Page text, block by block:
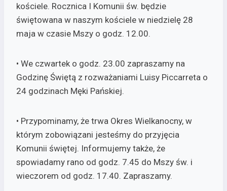
kościele. Rocznica I Komunii św. będzie
świętowana w naszym kościele w niedzielę 28
maja w czasie Mszy o godz. 12.00.
• We czwartek o godz. 23.00 zapraszamy na
Godzinę Świętą z rozważaniami Luisy Piccarreta o
24 godzinach Męki Pańskiej.
• Przypominamy, że trwa Okres Wielkanocny, w
którym zobowiązani jesteśmy do przyjęcia
Komunii świętej. Informujemy także, że
spowiadamy rano od godz. 7.45 do Mszy św. i
wieczorem od godz. 17.40. Zapraszamy.